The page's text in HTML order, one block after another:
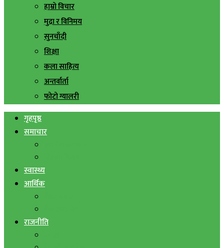
हाम्रो विचार
मुद्रा र विनिमय
सुनचाँदी
शिक्षा
कला साहित्य
अन्तर्वार्ता
फोटो ग्यालरी
गृहपृष्ठ
समाचार
स्वास्थ्य
आर्थिक
राजनीति